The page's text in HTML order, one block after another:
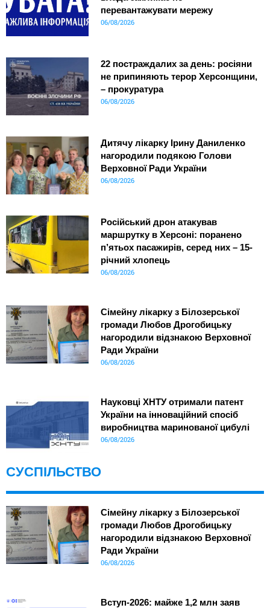
перевантажувати мережу
06/08/2026
22 постраждалих за день: росіяни
не припиняють терор Херсонщини,
– прокуратура
06/08/2026
Дитячу лікарку Ірину Даниленко
нагородили подякою Голови
Верховної Ради України
06/08/2026
Російський дрон атакував
маршрутку в Херсоні: поранено
п’ятьох пасажирів, серед них – 15-
річний хлопець
06/08/2026
Сімейну лікарку з Білозерської
громади Любов Дрогобицьку
нагородили відзнакою Верховної
Ради України
06/08/2026
Науковці ХНТУ отримали патент
України на інноваційний спосіб
виробництва маринованої цибулі
06/08/2026
СУСПІЛЬСТВО
Сімейну лікарку з Білозерської
громади Любов Дрогобицьку
нагородили відзнакою Верховної
Ради України
06/08/2026
Вступ-2026: майже 1,2 млн заяв